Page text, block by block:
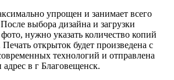
упрощен и занимает всего
выбора дизайна и загрузки
нужно указать количество копий
открыток будет произведена с
технологий и отправлена
в г Благовещенск.